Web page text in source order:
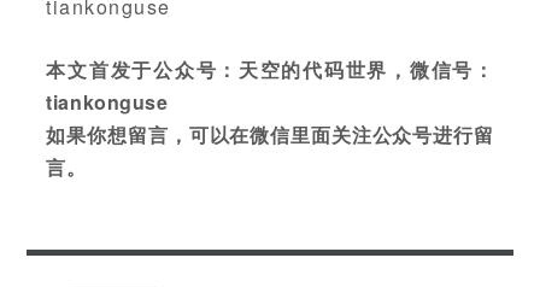
tiankonguse
本文首发于公众号：天空的代码世界，微信号：
tiankonguse
如果你想留言，可以在微信里面关注公众号进行留
言。